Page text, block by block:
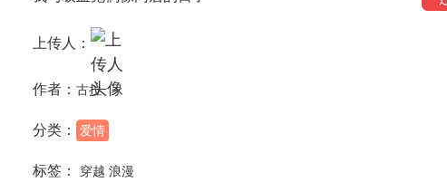
上传人：
作者： 古拉
分类： 爱情
标签： 穿越 浪漫